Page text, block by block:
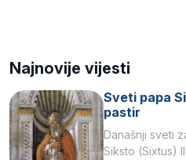
Najnovije vijesti
Sveti papa
pastir
Današnji sveti
Siksto (Sixtus)